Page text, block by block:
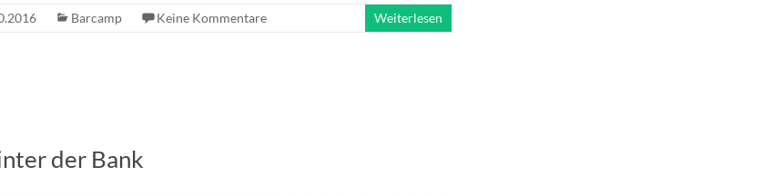
Barcamp Keine Kommentare Weiterlesen
der Bank